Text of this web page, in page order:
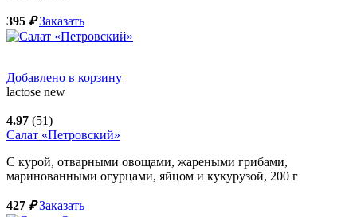
395 ₽ Заказать
Добавлено в корзину
lactose new
4.97 (51)
Салат «Петровский»
С курой, отварными овощами, жареными грибами,
маринованными огурцами, яйцом и кукурузой, 200 г
427 ₽ Заказать